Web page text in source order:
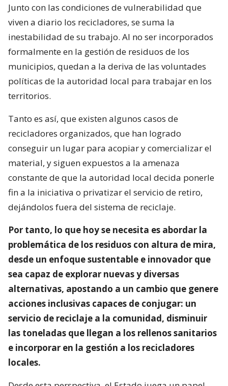
Junto con las condiciones de vulnerabilidad que
viven a diario los recicladores, se suma la
inestabilidad de su trabajo. Al no ser incorporados
formalmente en la gestión de residuos de los
municipios, quedan a la deriva de las voluntades
políticas de la autoridad local para trabajar en los
territorios.
Tanto es así, que existen algunos casos de
recicladores organizados, que han logrado
conseguir un lugar para acopiar y comercializar el
material, y siguen expuestos a la amenaza
constante de que la autoridad local decida ponerle
fin a la iniciativa o privatizar el servicio de retiro,
dejándolos fuera del sistema de reciclaje.
Por tanto, lo que hoy se necesita es abordar la
problemática de los residuos con altura de mira,
desde un enfoque sustentable e innovador que
sea capaz de explorar nuevas y diversas
alternativas, apostando a un cambio que genere
acciones inclusivas capaces de conjugar: un
servicio de reciclaje a la comunidad, disminuir
las toneladas que llegan a los rellenos sanitarios
e incorporar en la gestión a los recicladores
locales.